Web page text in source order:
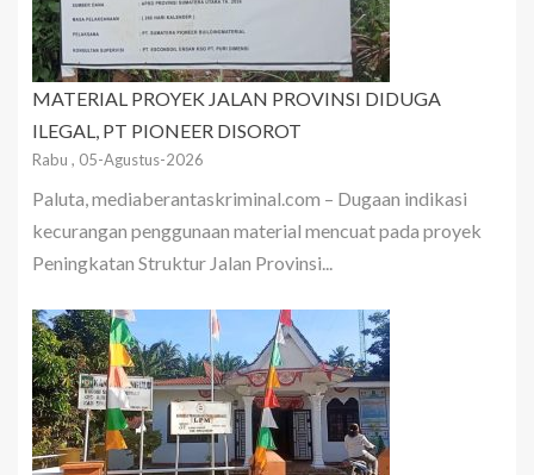
MATERIAL PROYEK JALAN PROVINSI DIDUGA
ILEGAL, PT PIONEER DISOROT
Rabu , 05-Agustus-2026
Paluta, mediaberantaskriminal.com – Dugaan indikasi
kecurangan penggunaan material mencuat pada proyek
Peningkatan Struktur Jalan Provinsi...